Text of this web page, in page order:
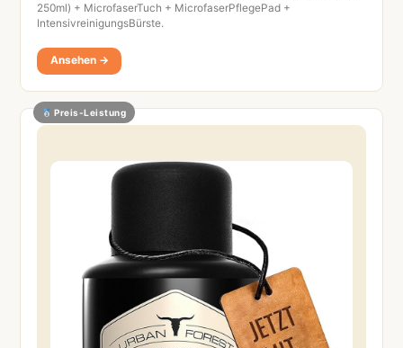
250ml) + MicrofaserTuch + MicrofaserPflegePad +
IntensivreinigungsBürste.
Ansehen →
Preis-Leistung